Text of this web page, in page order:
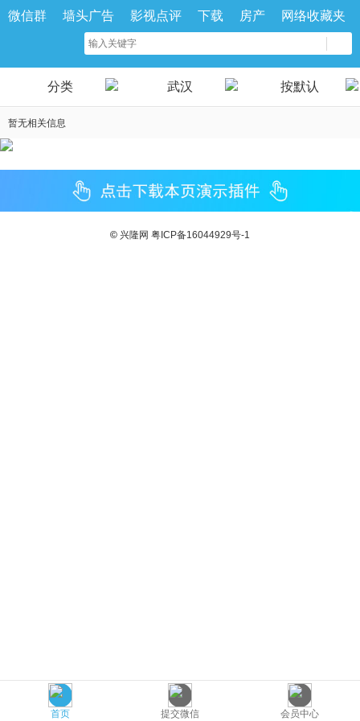
微信群 墙头广告 影视点评 下载 房产 网络收藏夹
分类 武汉 按默认
暂无相关信息
首页 提交微信 会员中心
© 兴隆网 粤ICP备16044929号-1